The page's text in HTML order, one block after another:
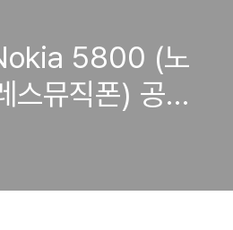
5800 (노
스뮤직폰) 공기